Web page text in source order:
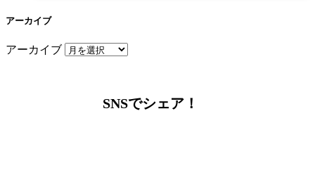
アーカイブ
アーカイブ
SNSでシェア！